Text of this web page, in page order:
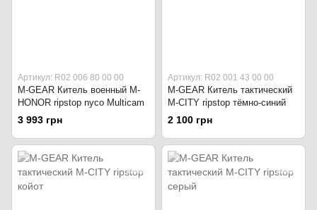
Артикул: R02 006 80 00 00
M-GEAR Китель военный M-
HONOR ripstop nyco Multicam
3 993 грн
Артикул: R02 001 43 00 00
M-GEAR Китель тактический
M-CITY ripstop тёмно-синий
2 100 грн